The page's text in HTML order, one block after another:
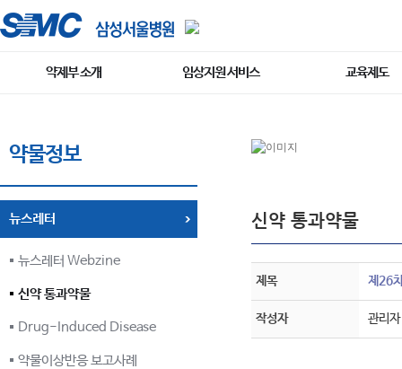
약제부 소개 임상지원 서비스 교육제도
약물정보
뉴스레터
뉴스레터 Webzine
신약 통과약물
Drug-Induced Disease
약물이상반응 보고사례
신약 통과약물
제목 제26
작성자 관리자